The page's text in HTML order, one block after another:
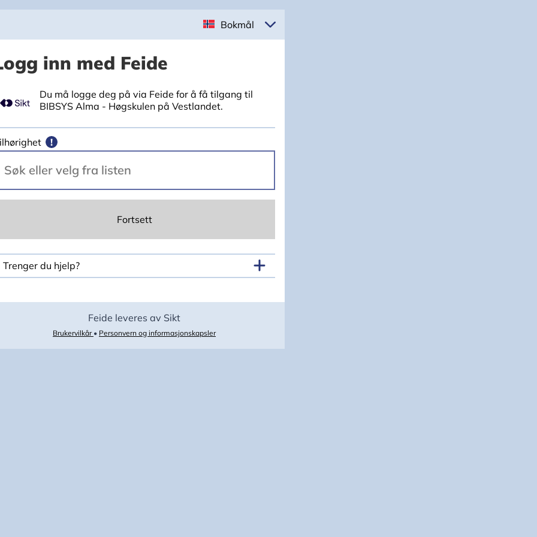
Bokmål
inn med Feide
Du må logge deg på via Feide for å få tilgang til
BIBSYS Alma - Høgskulen på Vestlandet.
!
Fortsett
Trenger du hjelp?
Feide leveres av Sikt
Brukervilkår • Personvern og informasjonskapsler